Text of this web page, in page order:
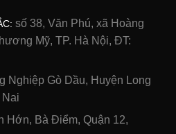
số 38, Văn Phú, xã Hoàng
Mỹ, TP. Hà Nội, ĐT:
Nghiệp Gò Dầu, Huyện Long
Hớn, Bà Điểm, Quận 12,